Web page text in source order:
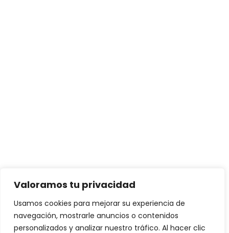
Valoramos tu privacidad
Usamos cookies para mejorar su experiencia de
navegación, mostrarle anuncios o contenidos
personalizados y analizar nuestro tráfico. Al hacer clic